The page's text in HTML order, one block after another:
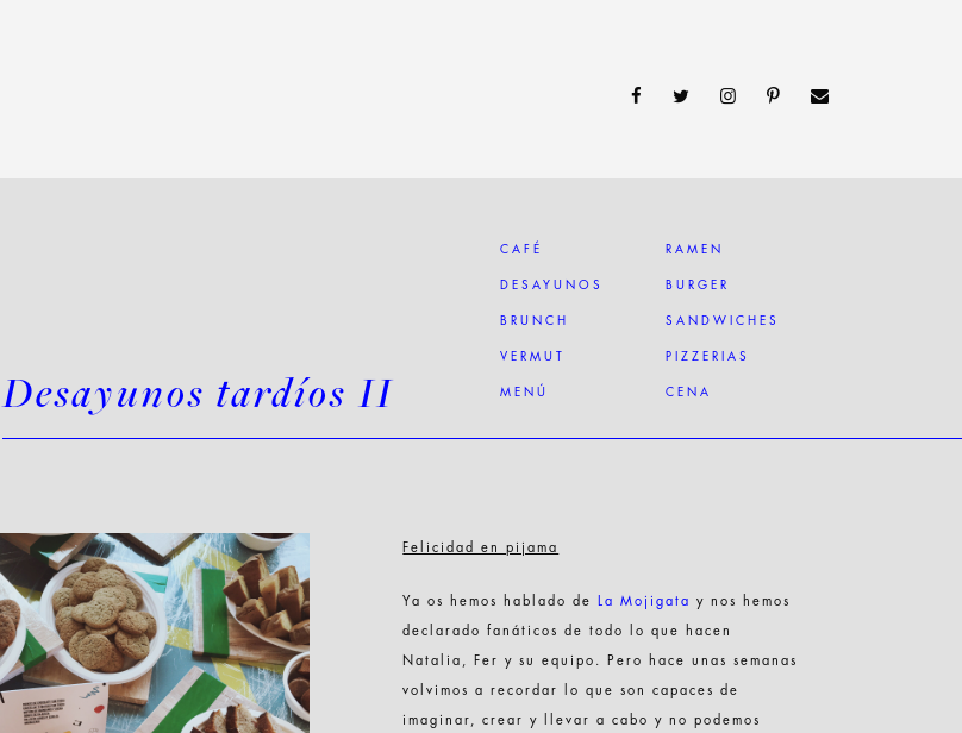
Desayunos tardíos II
CAFÉ
DESAYUNOS
BRUNCH
VERMUT
MENÚ
RAMEN
BURGER
SANDWICHES
PIZZERIAS
CENA
Felicidad en pijama
Ya os hemos hablado de La Mojigata y nos hemos
declarado fanáticos de todo lo que hacen
Natalia, Fer y su equipo. Pero hace unas semanas
volvimos a recordar lo que son capaces de
imaginar, crear y llevar a cabo y no podemos